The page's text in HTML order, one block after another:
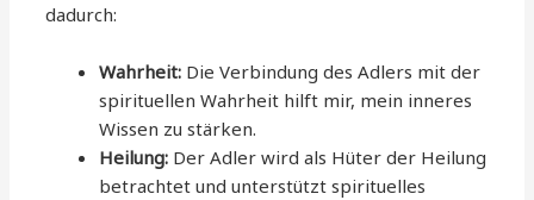
dadurch:
Wahrheit: Die Verbindung des Adlers mit der
spirituellen Wahrheit hilft mir, mein inneres
Wissen zu stärken.
Heilung: Der Adler wird als Hüter der Heilung
betrachtet und unterstützt spirituelles